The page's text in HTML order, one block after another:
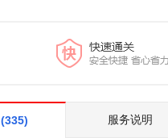
(335) 服务说明